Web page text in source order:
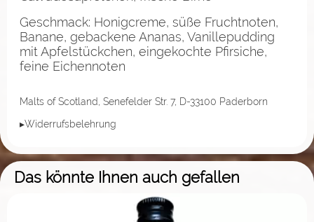
Geschmack: Honigcreme, süße Fruchtnoten,
Banane, gebackene Ananas, Vanillepudding
mit Apfelstückchen, eingekochte Pfirsiche,
feine Eichennoten
Malts of Scotland, Senefelder Str. 7, D-33100 Paderborn
▸Widerrufsbelehrung
Das könnte Ihnen auch gefallen